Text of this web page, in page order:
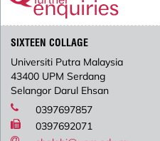
SIXTEEN COLLAGE
Universiti Putra Malaysia
43400 UPM Serdang
Selangor Darul Ehsan
0397697857
0397692071